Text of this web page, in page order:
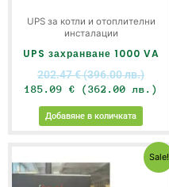
UPS за котли и отоплителни
инсталации
UPS захранване 1000 VA
202.47€(396.00 лв.)
185.09 € (362.00 лв.)
Добавяне в количката
Sale!